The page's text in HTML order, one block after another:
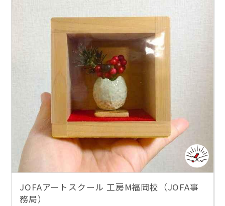
JOFAアートスクール 工房M福岡校（JOFA事
務局）